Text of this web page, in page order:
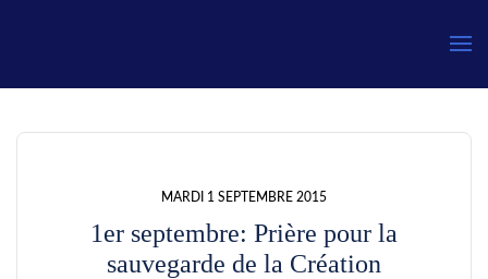
MARDI 1 SEPTEMBRE 2015
1er septembre: Prière pour la
sauvegarde de la Création